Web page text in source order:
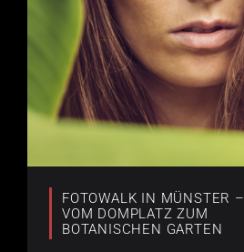
FOTOWALK IN MÜNSTER –
VOM DOMPLATZ ZUM
BOTANISCHEN GARTEN